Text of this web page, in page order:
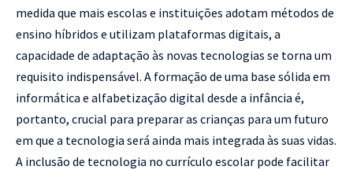
medida que mais escolas e instituições adotam métodos de
ensino híbridos e utilizam plataformas digitais, a
capacidade de adaptação às novas tecnologias se torna um
requisito indispensável. A formação de uma base sólida em
informática e alfabetização digital desde a infância é,
portanto, crucial para preparar as crianças para um futuro
em que a tecnologia será ainda mais integrada às suas vidas.
A inclusão de tecnologia no currículo escolar pode facilitar